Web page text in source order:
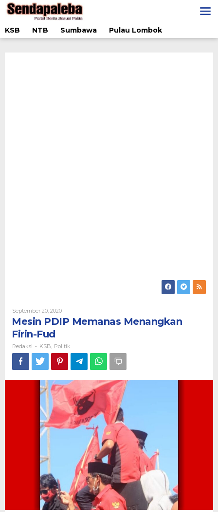
Lewati
ke
KSB
NTB Sumbawa Pulau Lombok
September 20, 2020Oleh
Redaksi
Mesin PDIP Memanas Menangkan
Firin-Fud
Redaksi - KSB Politik